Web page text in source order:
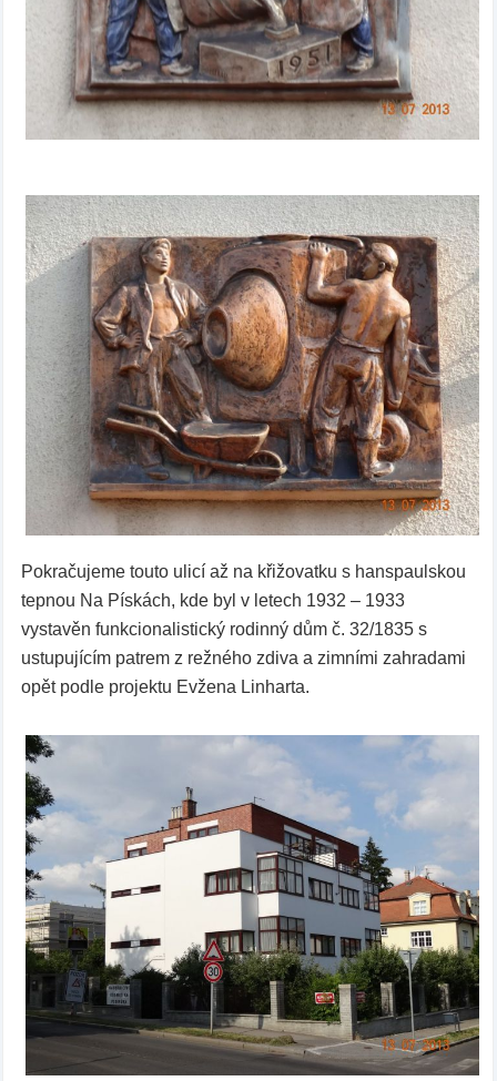
Pokračujeme touto ulicí až na křižovatku s hanspaulskou
tepnou Na Pískách, kde byl v letech 1932 – 1933
vystavěn funkcionalistický rodinný dům č. 32/1835 s
ustupujícím patrem z režného zdiva a zimními zahradami
opět podle projektu Evžena Linharta.